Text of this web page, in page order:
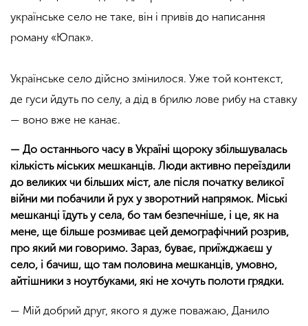
українське село не таке, він і привів до написання
роману «Юпак».
Українське село дійсно змінилося. Уже той контекст,
де гуси йдуть по селу, а дід в брилю лове рибу на ставку
— воно вже не канає.
— До останнього часу в Україні щороку збільшувалась
кількість міських мешканців. Люди активно переїздили
до великих чи більших міст, але після початку великої
війни ми побачили й рух у зворотний напрямок. Міські
мешканці їдуть у села, бо там безпечніше, і це, як на
мене, ще більше розмиває цей демографічний розрив,
про який ми говоримо. Зараз, буває, приїжджаєш у
село, і бачиш, що там половина мешканців, умовно,
айтішники з ноутбуками, які не хочуть полоти грядки.
— Мій добрий друг, якого я дуже поважаю, Данило